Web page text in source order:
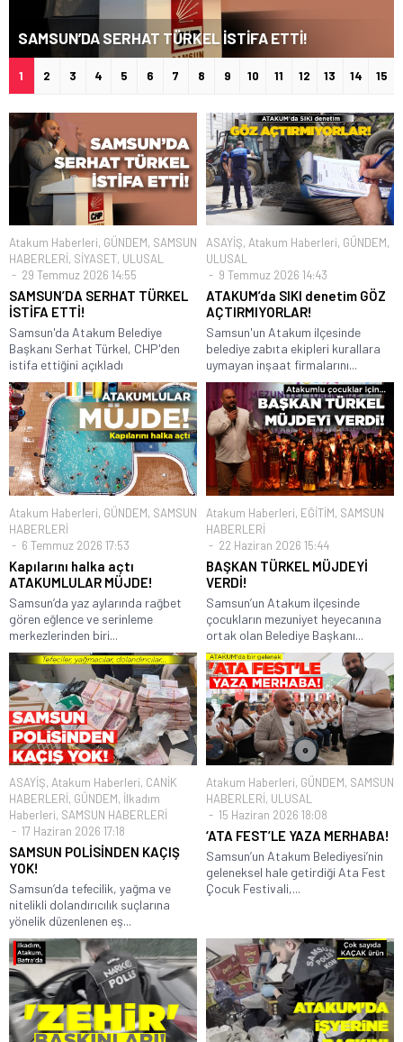
SAMSUN’DA SERHAT TÜRKEL İSTİFA ETTİ!
1 2 3 4 5 6 7 8 9 10 11 12 13 14 15
Atakum Haberleri, GÜNDEM, SAMSUN
HABERLERİ, SİYASET, ULUSAL
29 Temmuz 2026 14:55
SAMSUN’DA SERHAT TÜRKEL
İSTİFA ETTİ!
Samsun'da Atakum Belediye
Başkanı Serhat Türkel, CHP'den
istifa ettiğini açıkladı
ASAYİŞ, Atakum Haberleri, GÜNDEM,
ULUSAL
9 Temmuz 2026 14:43
ATAKUM’da SIKI denetim GÖZ
AÇTIRMIYORLAR!
Samsun'un Atakum ilçesinde
belediye zabıta ekipleri kurallara
uymayan inşaat firmalarını...
Atakum Haberleri, GÜNDEM, SAMSUN
HABERLERİ
6 Temmuz 2026 17:53
Kapılarını halka açtı
ATAKUMLULAR MÜJDE!
Samsun’da yaz aylarında rağbet
gören eğlence ve serinleme
merkezlerinden biri...
Atakum Haberleri, EĞİTİM, SAMSUN
HABERLERİ
22 Haziran 2026 15:44
BAŞKAN TÜRKEL MÜJDEYİ
VERDİ!
Samsun’un Atakum ilçesinde
çocukların mezuniyet heyecanına
ortak olan Belediye Başkanı...
ASAYİŞ, Atakum Haberleri, CANİK
HABERLERİ, GÜNDEM, İlkadım
Haberleri, SAMSUN HABERLERİ
17 Haziran 2026 17:18
SAMSUN POLİSİNDEN KAÇIŞ
YOK!
Samsun’da tefecilik, yağma ve
nitelikli dolandırıcılık suçlarına
yönelik düzenlenen eş...
Atakum Haberleri, GÜNDEM, SAMSUN
HABERLERİ, ULUSAL
15 Haziran 2026 18:08
‘ATA FEST’LE YAZA MERHABA!
Samsun’un Atakum Belediyesi’nin
geleneksel hale getirdiği Ata Fest
Çocuk Festivali,...